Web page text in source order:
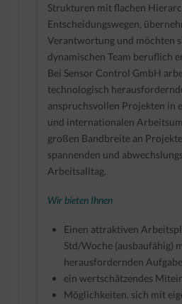
Strukturen mit flachen
Entscheidungswegen,
Verantwortung und möchten
dynamischen Team beruflich
Bei Sensor Control GmbH
technologisch
anspruchsvollen Projekten in
und internationalen
großen Bandbreite an
spannenden und
Arbeitsalltag.
Wir bieten Ihnen
Einen attraktiven
Std/Woche (ausbaufähig)
herausfordernden
ein wertschätzendes
Möglichkeiten, sich mit